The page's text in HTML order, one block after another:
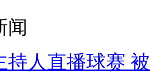
闻
持人直播球赛